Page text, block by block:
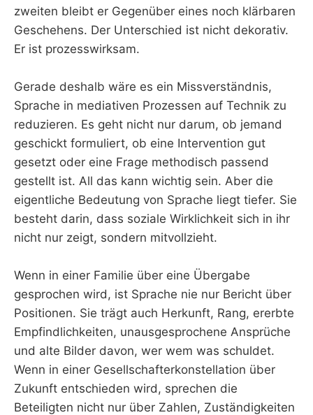
zweiten bleibt er Gegenüber eines noch klärbaren
Geschehens. Der Unterschied ist nicht dekorativ.
Er ist prozesswirksam.
Gerade deshalb wäre es ein Missverständnis,
Sprache in mediativen Prozessen auf Technik zu
reduzieren. Es geht nicht nur darum, ob jemand
geschickt formuliert, ob eine Intervention gut
gesetzt oder eine Frage methodisch passend
gestellt ist. All das kann wichtig sein. Aber die
eigentliche Bedeutung von Sprache liegt tiefer. Sie
besteht darin, dass soziale Wirklichkeit sich in ihr
nicht nur zeigt, sondern mitvollzieht.
Wenn in einer Familie über eine Übergabe
gesprochen wird, ist Sprache nie nur Bericht über
Positionen. Sie trägt auch Herkunft, Rang, ererbte
Empfindlichkeiten, unausgesprochene Ansprüche
und alte Bilder davon, wer wem was schuldet.
Wenn in einer Gesellschafterkonstellation über
Zukunft entschieden wird, sprechen die
Beteiligten nicht nur über Zahlen, Zuständigkeiten